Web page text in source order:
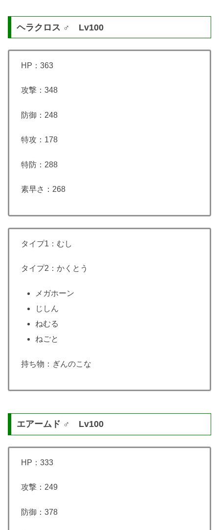
ヘラクロス ♂ Lv100
HP：363
攻撃：348
防御：248
特攻：178
特防：288
素早さ：268
タイプ1：むし
タイプ2：かくとう
メガホーン
じしん
ねむる
ねごと
持ち物：ぎんのこな
エアームド ♂ Lv100
HP：333
攻撃：249
防御：378